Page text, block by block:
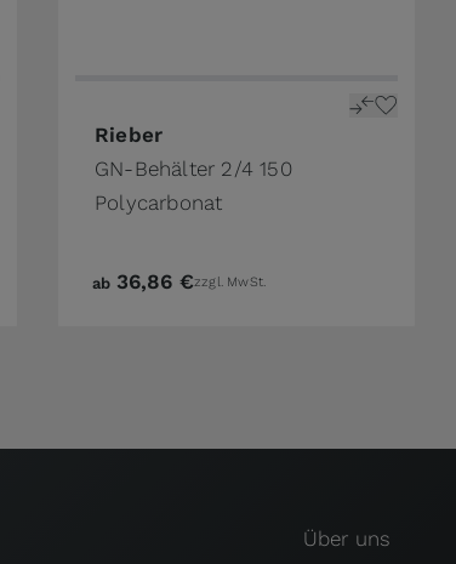
on the product page
Rieber
GN-Behälter 2/4 150
Polycarbonat
The price depends on the options
ab 36,86 €zzgl. MwSt.
Über uns